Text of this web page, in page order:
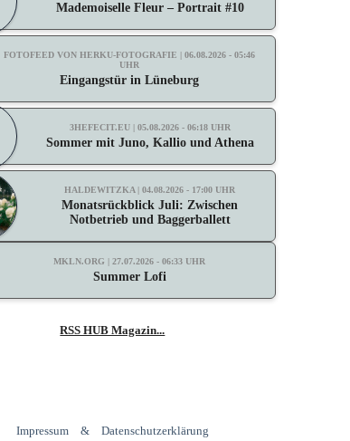
Mademoiselle Fleur – Portrait #10
FOTOFEED VON HERKU-FOTOGRAFIE | 06.08.2026 - 05:46
UHR
Eingangstür in Lüneburg
3HEFECIT.EU | 05.08.2026 - 06:18 UHR
Sommer mit Juno, Kallio und Athena
HALDEWITZKA | 04.08.2026 - 17:00 UHR
Monatsrückblick Juli: Zwischen
Notbetrieb und Baggerballett
MKLN.ORG | 27.07.2026 - 06:33 UHR
Summer Lofi
RSS HUB Magazin...
Impressum & Datenschutzerklärung